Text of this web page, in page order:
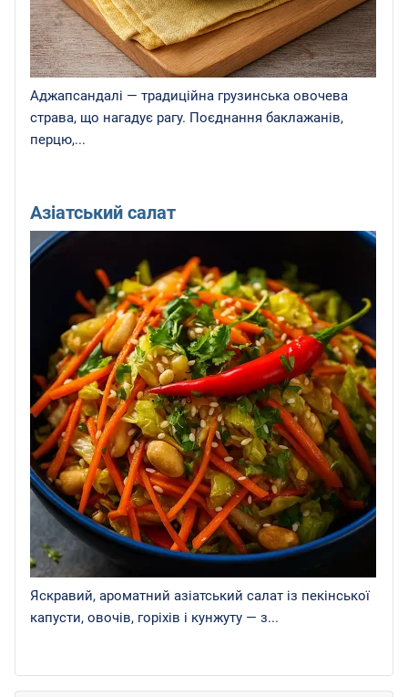
Аджапсандалі — традиційна грузинська овочева
страва, що нагадує рагу. Поєднання баклажанів,
перцю,...
Азіатський салат
Яскравий, ароматний азіатський салат із пекінської
капусти, овочів, горіхів і кунжуту — з...